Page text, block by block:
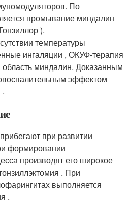
По
промывание миндалин
).
температуры
ингаляции , ОКУФ-терапия
миндалин. Доказанным
эффектом
.
при развитии
формировании
производят его широкое
. При
выполняется
.